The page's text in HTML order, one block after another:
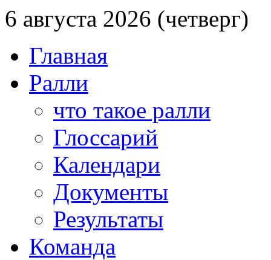
6 августа 2026 (четверг)
Главная
Ралли
что такое ралли
Глоссарий
Календари
Документы
Результаты
Команда